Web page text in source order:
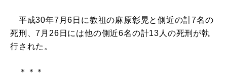
平成30年7月6日に教祖の麻原彰晃と側近の計7名の
死刑、7月26日には他の側近6名の計13人の死刑が執
行された。
＊＊＊